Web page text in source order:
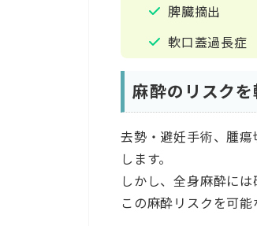
脾臓摘出
軟口蓋過長
麻酔のリスク
去勢・避妊手術、腫
します。
しかし、全身麻酔に
この麻酔リスクを可